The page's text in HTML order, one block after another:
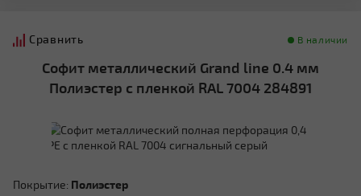
Сравнить В наличии
Софит металлический Grand line 0.4 мм
Полиэстер с пленкой RAL 7004 284891
Покрытие: Полиэстер